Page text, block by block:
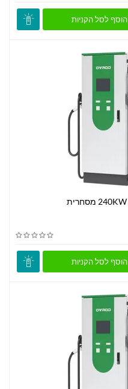
הוסף לסל הקניות
הוסף לסל הקניות